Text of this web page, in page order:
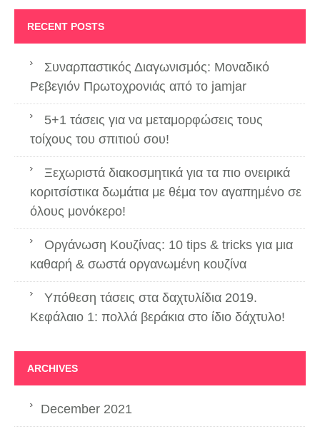
RECENT POSTS
Συναρπαστικός Διαγωνισμός: Μοναδικό
Ρεβεγιόν Πρωτοχρονιάς από το jamjar
5+1 τάσεις για να μεταμορφώσεις τους
τοίχους του σπιτιού σου!
Ξεχωριστά διακοσμητικά για τα πιο ονειρικά
κοριτσίστικα δωμάτια με θέμα τον αγαπημένο σε
όλους μονόκερο!
Οργάνωση Κουζίνας: 10 tips & tricks για μια
καθαρή & σωστά οργανωμένη κουζίνα
Υπόθεση τάσεις στα δαχτυλίδια 2019.
Κεφάλαιο 1: πολλά βεράκια στο ίδιο δάχτυλο!
ARCHIVES
December 2021